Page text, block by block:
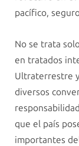
pacífico,
No se trata
en tratados
Ultraterrestre
diversos
que el país
importantes